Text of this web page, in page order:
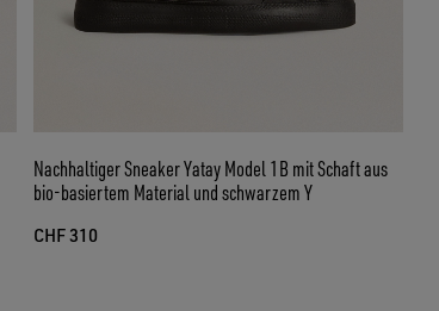
Nachhaltiger Sneaker Yatay Model 1B mit Schaft aus
bio-basiertem Material und schwarzem Y
CHF 310